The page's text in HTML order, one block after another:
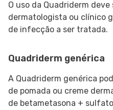
O uso da Quadriderm
dermatologista ou clínico
de infecção a ser tratada.
Quadriderm genérica
A Quadriderm genérica
de pomada ou creme
de betametasona +